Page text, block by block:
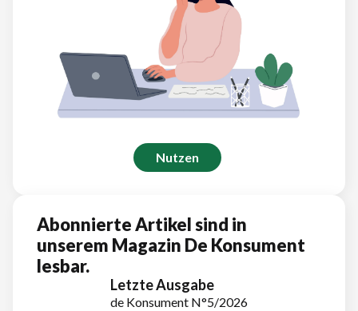
Nutzen
Abonnierte Artikel sind in
unserem Magazin De Konsument
lesbar.
Letzte Ausgabe
de Konsument N°5/2026